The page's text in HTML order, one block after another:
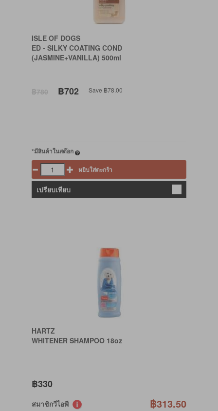
ISLE OF DOGS
ED - SILKY COATING COND
(JASMINE+VANILLA) 500ml
฿780 ฿702 Save ฿78.00
*มีสินค้าในสต๊อก
หยิบใส่ตะกร้า
เปรียบเทียบ
HARTZ
WHITENER SHAMPOO 18oz
฿330
สมาชิกวีไอพี ฿313.50